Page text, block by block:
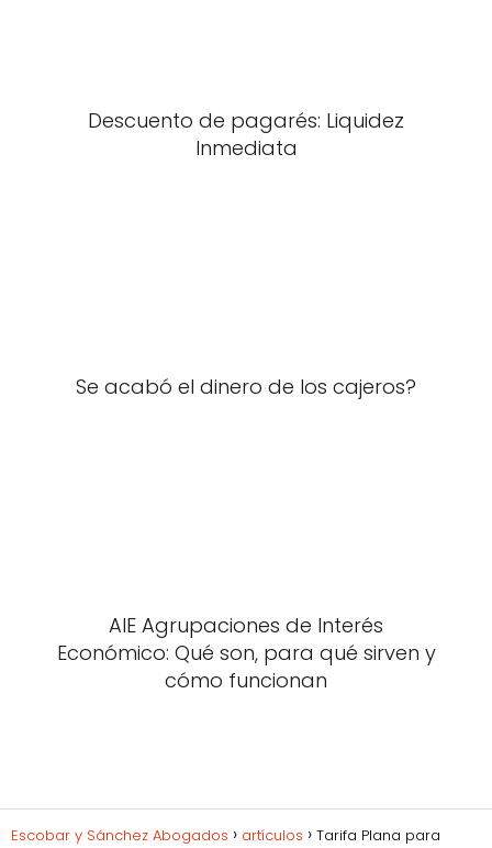
Descuento de pagarés: Liquidez
Inmediata
Se acabó el dinero de los cajeros?
AIE Agrupaciones de Interés
Económico: Qué son, para qué sirven y
cómo funcionan
Escobar y Sánchez Abogados artículos
Tarifa Plana para